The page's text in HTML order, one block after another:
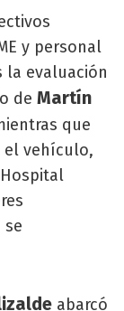
y personal
la evaluación
de Martín
que
el vehículo,
se
abarcó